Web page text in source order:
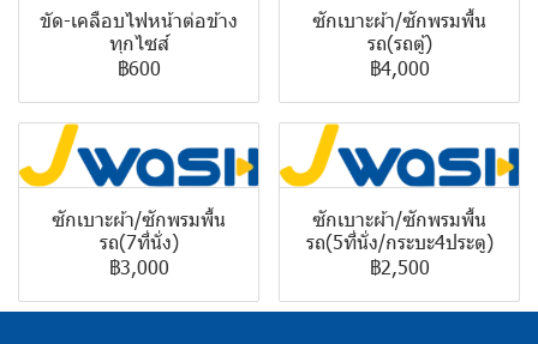
ขัด-เคลือบไฟหน้าต่อข้าง
ทุกไซส์
฿600
ซักเบาะผ้า/ซักพรมพื้น
รถ(รถตู้)
฿4,000
ซักเบาะผ้า/ซักพรมพื้น
รถ(7ที่นั่ง)
฿3,000
ซักเบาะผ้า/ซักพรมพื้น
รถ(5ที่นั่ง/กระบะ4ประตู)
฿2,500